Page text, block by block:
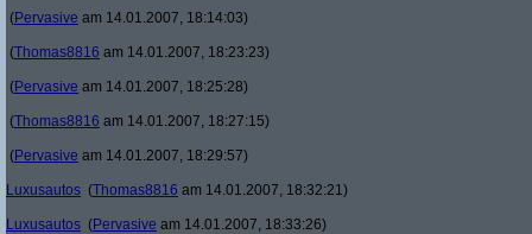
(Pervasive am 14.01.2007, 18:14:03)
(Thomas8816 am 14.01.2007, 18:23:23)
(Pervasive am 14.01.2007, 18:25:28)
(Thomas8816 am 14.01.2007, 18:27:15)
(Pervasive am 14.01.2007, 18:29:57)
Luxusautos (Thomas8816 am 14.01.2007, 18:32:21)
Luxusautos (Pervasive am 14.01.2007, 18:33:26)